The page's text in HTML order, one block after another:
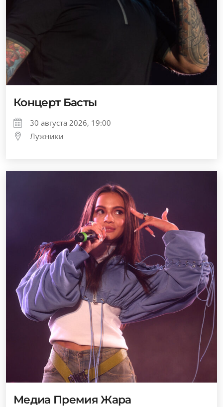
Концерт Басты
30 августа 2026, 19:00
Лужники
Медиа Премия Жара